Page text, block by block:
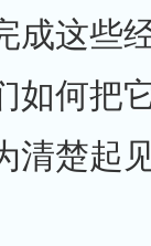
成这些
如何把
清楚起